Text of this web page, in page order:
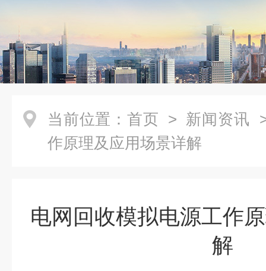
当前位置： 首页 > 新闻资讯
作原理及应用场景详解
电网回收模拟电源工作
解